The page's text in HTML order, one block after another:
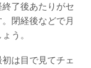
了後あたりがセ
閉経後などで月
う。
は目で見てチェ